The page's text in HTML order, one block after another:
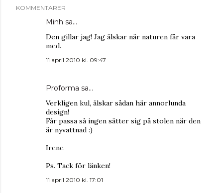
KOMMENTARER
Minh sa…
Den gillar jag! Jag älskar när naturen får vara
med.
11 april 2010 kl. 09:47
Proforma sa…
Verkligen kul, älskar sådan här annorlunda
design!
Får passa så ingen sätter sig på stolen när den
är nyvattnad :)
Irene
Ps. Tack för länken!
11 april 2010 kl. 17:01